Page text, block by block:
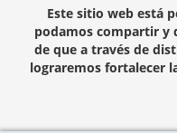
Este sitio web está
podamos compartir y
de que a través de
lograremos fortalecer